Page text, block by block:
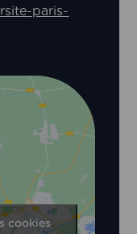
paris-
cookies